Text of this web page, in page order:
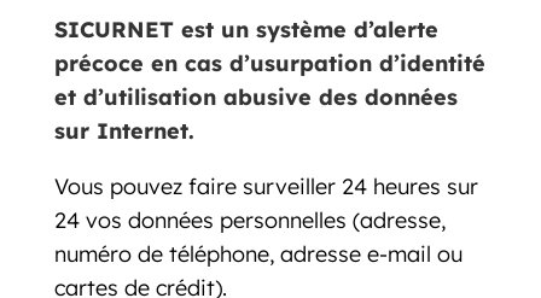
SICURNET est un système d’alerte
précoce en cas d’usurpation d’identité
et d’utilisation abusive des données
sur Internet.
Vous pouvez faire surveiller 24 heures sur
24 vos données personnelles (adresse,
numéro de téléphone, adresse e-mail ou
cartes de crédit).